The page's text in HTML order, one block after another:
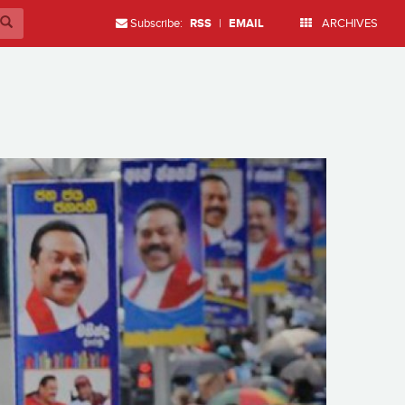
Subscribe: RSS | EMAIL ARCHIVES